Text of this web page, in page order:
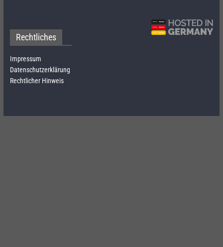
Rechtliches
Impressum
Datenschutzerklärung
Rechtlicher Hinweis